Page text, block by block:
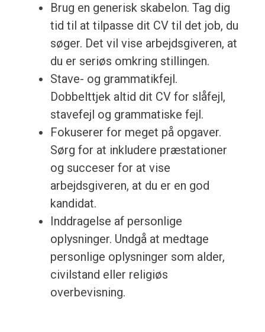
Brug en generisk skabelon. Tag dig
tid til at tilpasse dit CV til det job, du
søger. Det vil vise arbejdsgiveren, at
du er seriøs omkring stillingen.
Stave- og grammatikfejl.
Dobbelttjek altid dit CV for slåfejl,
stavefejl og grammatiske fejl.
Fokuserer for meget på opgaver.
Sørg for at inkludere præstationer
og succeser for at vise
arbejdsgiveren, at du er en god
kandidat.
Inddragelse af personlige
oplysninger. Undgå at medtage
personlige oplysninger som alder,
civilstand eller religiøs
overbevisning.